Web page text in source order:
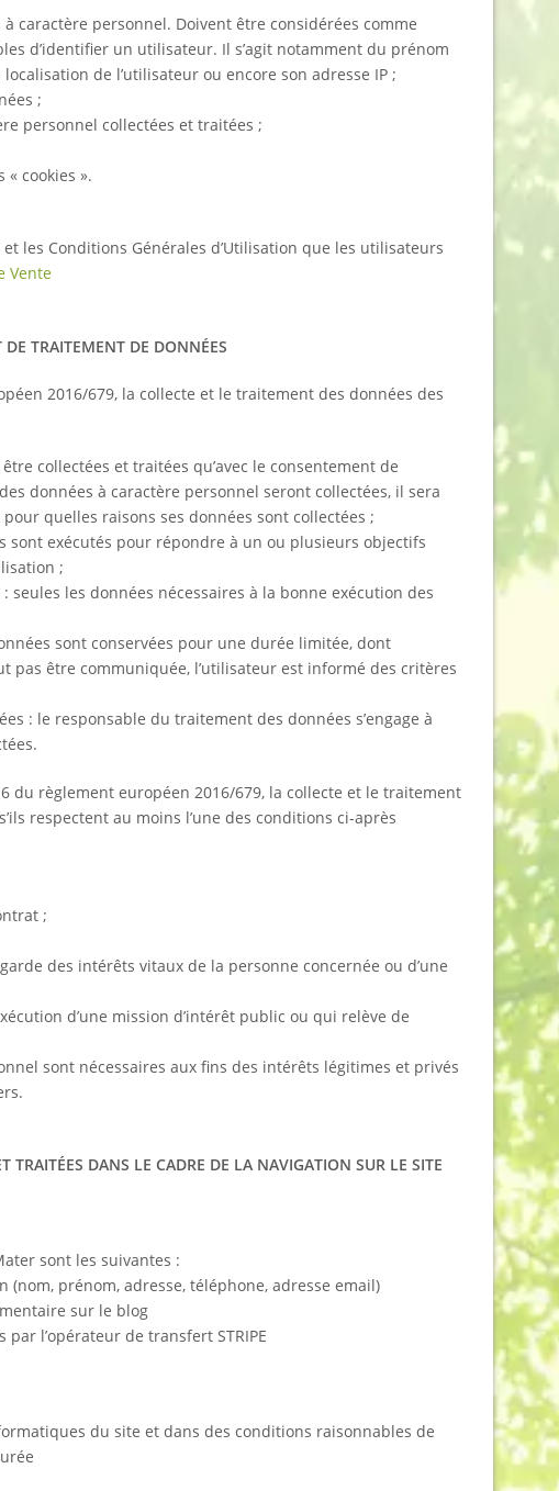
caractère personnel. Doivent être considérées comme
d’identifier un utilisateur. Il s’agit notamment du prénom
localisation de l’utilisateur ou encore son adresse IP ;
;
personnel collectées et traitées ;
cookies ».
les Conditions Générales d’Utilisation que les utilisateurs
Vente
TRAITEMENT DE DONNÉES
2016/679, la collecte et le traitement des données des
collectées et traitées qu’avec le consentement de
données à caractère personnel seront collectées, il sera
quelles raisons ses données sont collectées ;
exécutés pour répondre à un ou plusieurs objectifs
;
les données nécessaires à la bonne exécution des
sont conservées pour une durée limitée, dont
être communiquée, l’utilisateur est informé des critères
: le responsable du traitement des données s’engage à
du règlement européen 2016/679, la collecte et le traitement
respectent au moins l’une des conditions ci-après
;
des intérêts vitaux de la personne concernée ou d’une
d’une mission d’intérêt public ou qui relève de
sont nécessaires aux fins des intérêts légitimes et privés
TRAITÉES DANS LE CADRE DE LA NAVIGATION SUR LE SITE
sont les suivantes :
prénom, adresse, téléphone, adresse email)
sur le blog
l’opérateur de transfert STRIPE
du site et dans des conditions raisonnables de